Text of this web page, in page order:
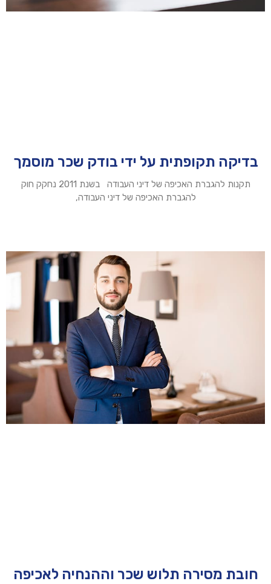
בדיקה תקופתית על ידי בודק שכר מוסמך
תקנות להגברת האכיפה של דיני העבודה בשנת 2011 נחקק חוק
להגברת האכיפה של דיני העבודה,
חובת מסירה תלוש שכר וההנחיה לאכיפה